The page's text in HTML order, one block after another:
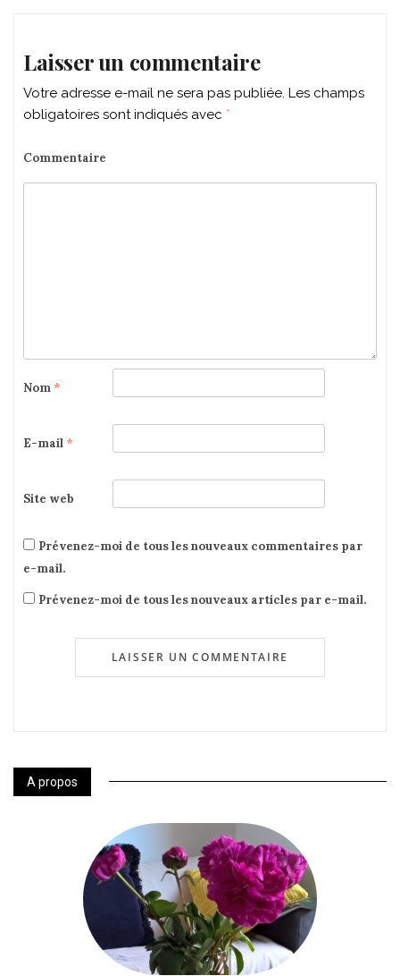
Laisser un commentaire
Votre adresse e-mail ne sera pas publiée. Les champs
obligatoires sont indiqués avec *
Commentaire
Nom *
E-mail *
Site web
Prévenez-moi de tous les nouveaux commentaires par
e-mail.
Prévenez-moi de tous les nouveaux articles par e-mail.
A propos